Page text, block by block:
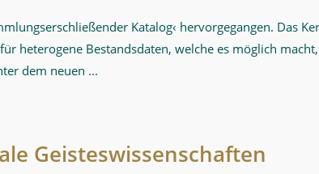
Katalog‹ hervorgegangen. Das
heterogene Bestandsdaten, welche es möglich
dem neuen ...
Geisteswissenschaften